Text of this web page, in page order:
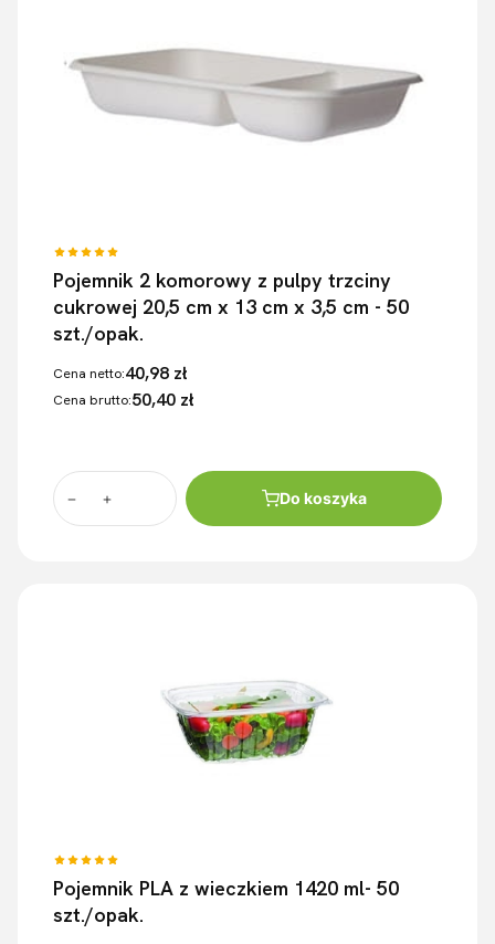
Pojemnik 2 komorowy z pulpy trzciny
cukrowej 20,5 cm x 13 cm x 3,5 cm - 50
szt./opak.
Cena netto:40,98 zł
Cena brutto:50,40 zł
Do koszyka
Pojemnik PLA z wieczkiem 1420 ml- 50
szt./opak.